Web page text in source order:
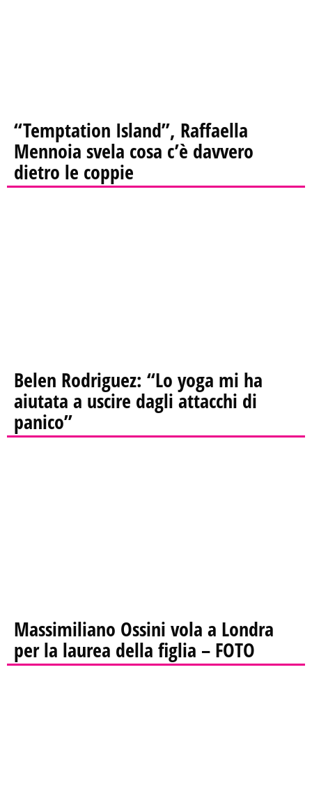
“Temptation Island”, Raffaella
Mennoia svela cosa c’è davvero
dietro le coppie
Belen Rodriguez: “Lo yoga mi ha
aiutata a uscire dagli attacchi di
panico”
Massimiliano Ossini vola a Londra
per la laurea della figlia – FOTO